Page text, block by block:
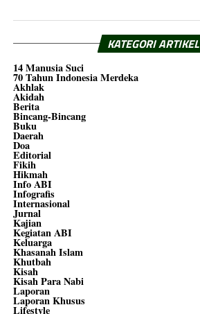
KATEGORI ARTIKEL
14 Manusia Suci
70 Tahun Indonesia Merdeka
Akhlak
Akidah
Berita
Bincang-Bincang
Buku
Daerah
Doa
Editorial
Fikih
Hikmah
Info ABI
Infografis
Internasional
Jurnal
Kajian
Kegiatan ABI
Keluarga
Khasanah Islam
Khutbah
Kisah
Kisah Para Nabi
Laporan
Laporan Khusus
Lifestyle